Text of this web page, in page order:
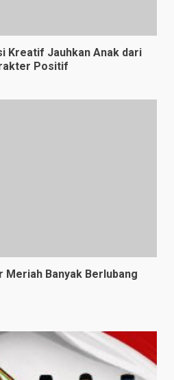
Kreatif Jauhkan Anak dari
Positif
Meriah Banyak Berlubang